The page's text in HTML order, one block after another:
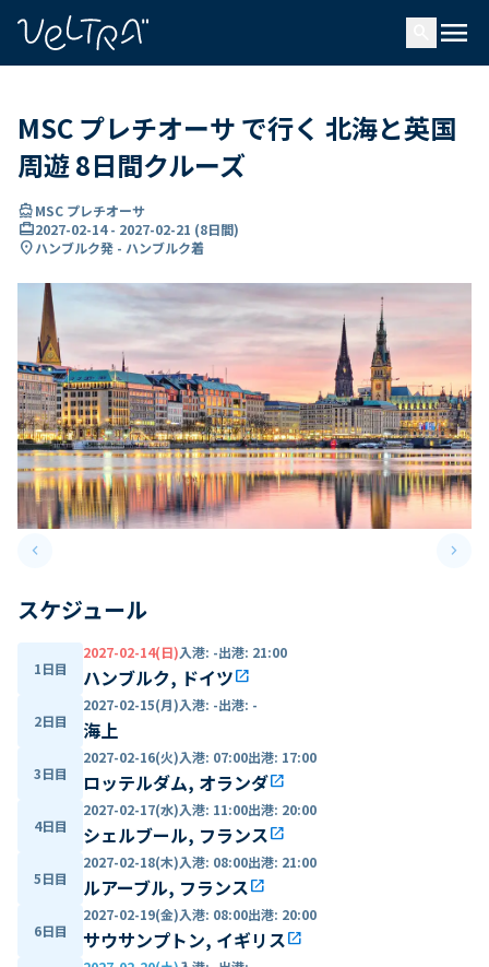
menu
MSC プレチオーサ で行く 北海と英国
周遊 8日間クルーズ
directions_boatMSC プレチオーサ
card_travel2027-02-14- 2027-02-21 (8日間)
location_onハンブルク発 - ハンブルク着
keyboard_arrow_leftPrevious slide keyboard_arrow_right
スケジュール
1日目
2027-02-14(日)入港: -出港: 21:00
ハンブルク, ドイツopen_in_new
2日目
2027-02-15(月)入港: -出港: -
海上
3日目
2027-02-16(火)入港: 07:00出港: 17:00
ロッテルダム, オランダopen_in_new
4日目
2027-02-17(水)入港: 11:00出港: 20:00
シェルブール, フランスopen_in_new
5日目
2027-02-18(木)入港: 08:00出港: 21:00
ルアーブル, フランスopen_in_new
6日目
2027-02-19(金)入港: 08:00出港: 20:00
サウサンプトン, イギリスopen_in_new